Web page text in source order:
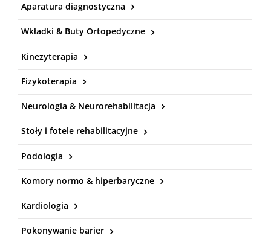
Aparatura diagnostyczna
Wkładki & Buty Ortopedyczne
Kinezyterapia
Fizykoterapia
Neurologia & Neurorehabilitacja
Stoły i fotele rehabilitacyjne
Podologia
Komory normo & hiperbaryczne
Kardiologia
Pokonywanie barier